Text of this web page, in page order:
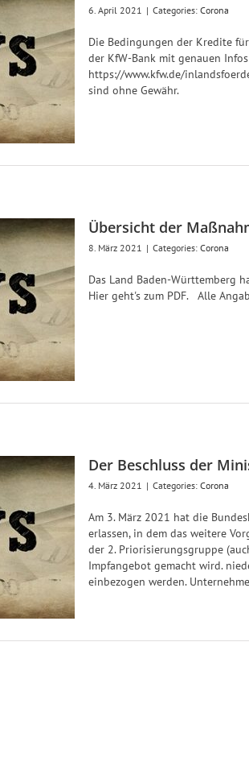
6. April 2021 | Categories: Corona
Die Bedingungen der Kredite
der KfW-Bank mit genauen
https://www.kfw.de/
sind ohne Gewähr.
Übersicht der
8. März 2021 | Categories: Corona
Das Land Baden-Württemberg
Hier geht's zum PDF. Alle
Der Beschluss der
4. März 2021 | Categories: Corona
Am 3. März 2021 hat die
erlassen, in dem das weitere
der 2. Priorisierungsgruppe
Impfangebot gemacht wird.
einbezogen werden.